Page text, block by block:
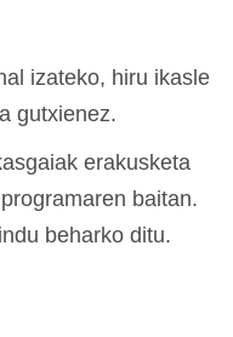
izateko, hiru ikasle
gutxienez.
erakusketa
baitan.
beharko ditu.